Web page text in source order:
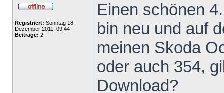
Registriert: Sonntag 18.
Dezember 2011, 09:44
Beiträge: 2
Einen schönen
bin neu und auf
meinen Skoda
oder auch 354,
Download?